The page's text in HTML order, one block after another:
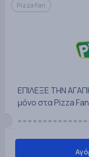
Pizza Fan
ΕΠΙΛΕΞΕ ΤΗΝ
μόνο στα Pizza